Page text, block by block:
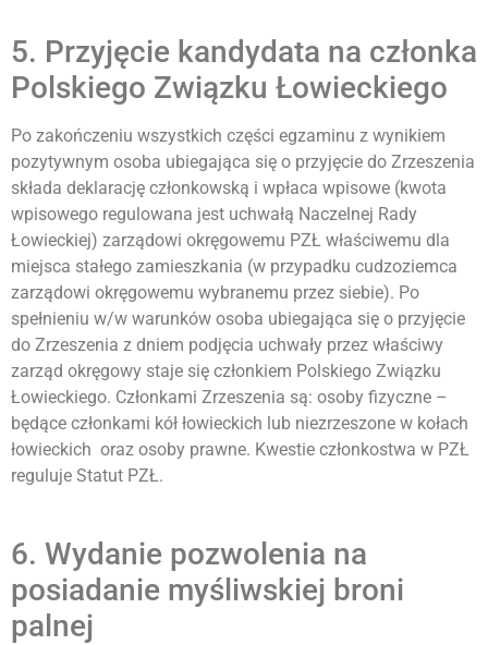
5. Przyjęcie kandydata na członka
Polskiego Związku Łowieckiego
Po zakończeniu wszystkich części egzaminu z wynikiem
pozytywnym osoba ubiegająca się o przyjęcie do Zrzeszenia
składa deklarację członkowską i wpłaca wpisowe (kwota
wpisowego regulowana jest uchwałą Naczelnej Rady
Łowieckiej) zarządowi okręgowemu PZŁ właściwemu dla
miejsca stałego zamieszkania (w przypadku cudzoziemca
zarządowi okręgowemu wybranemu przez siebie). Po
spełnieniu w/w warunków osoba ubiegająca się o przyjęcie
do Zrzeszenia z dniem podjęcia uchwały przez właściwy
zarząd okręgowy staje się członkiem Polskiego Związku
Łowieckiego. Członkami Zrzeszenia są: osoby fizyczne –
będące członkami kół łowieckich lub niezrzeszone w kołach
łowieckich oraz osoby prawne. Kwestie członkostwa w PZŁ
reguluje Statut PZŁ.
6. Wydanie pozwolenia na
posiadanie myśliwskiej broni
palnej